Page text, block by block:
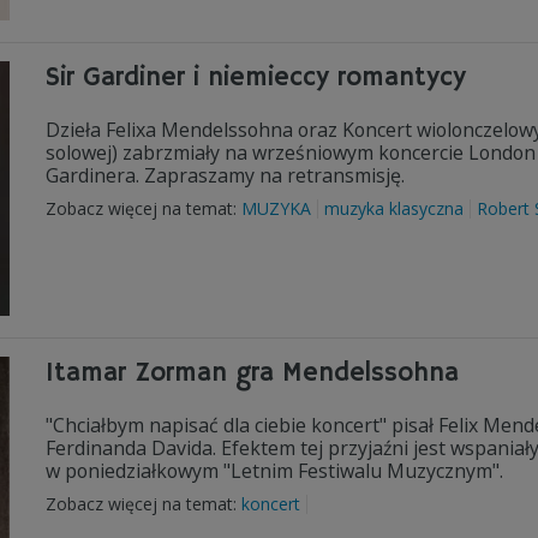
Sir Gardiner i niemieccy romantycy
Dzieła Felixa Mendelssohna oraz Koncert
solowej) zabrzmiały na wrześniowym koncercie
Gardinera. Zapraszamy na retransmisję.
Zobacz więcej na temat: MUZYKA muzyka klasyczna Robert
Itamar Zorman gra Mendelssohna
"Chciałbym napisać dla ciebie koncert" pisał Felix
Ferdinanda Davida. Efektem tej przyjaźni jest
w poniedziałkowym "Letnim Festiwalu Muzycznym".
Zobacz więcej na temat: koncert